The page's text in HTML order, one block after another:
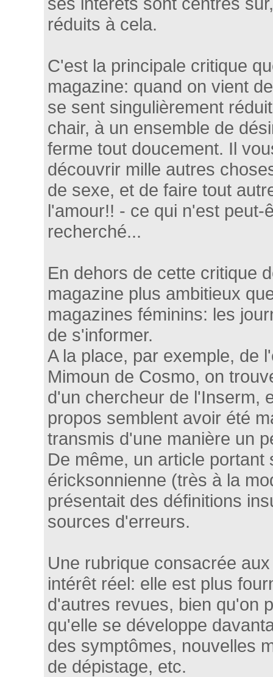
réduits à cela.
C'est la principale critique
magazine: quand on vient
se sent singulièrement
chair, à un ensemble de
ferme tout doucement. Il
découvrir mille autres
de sexe, et de faire tout
l'amour!! - ce qui n'est peut-
recherché...
En dehors de cette critique
magazine plus ambitieux
magazines féminins: les
de s'informer.
A la place, par exemple, de
Mimoun de Cosmo, on
d'un chercheur de l'Inserm,
propos semblent avoir été
transmis d'une manière un
De même, un article portant
éricksonnienne (très à la
présentait des définitions
sources d'erreurs.
Une rubrique consacrée
intérêt réel: elle est plus
d'autres revues, bien qu'on
qu'elle se développe
des symptômes, nouvelles
de dépistage, etc.